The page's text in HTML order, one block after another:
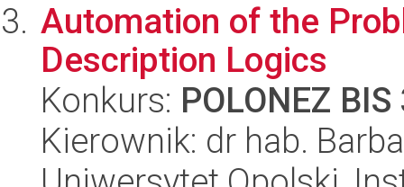
Automation of the
Description Logics
Konkurs: POLONEZ BIS
Kierownik: dr hab.